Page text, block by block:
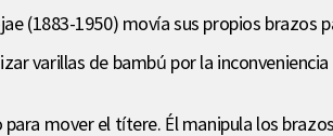
(1883-1950) movía sus propios
varillas de bambú por la
mover el títere. Él manipula los